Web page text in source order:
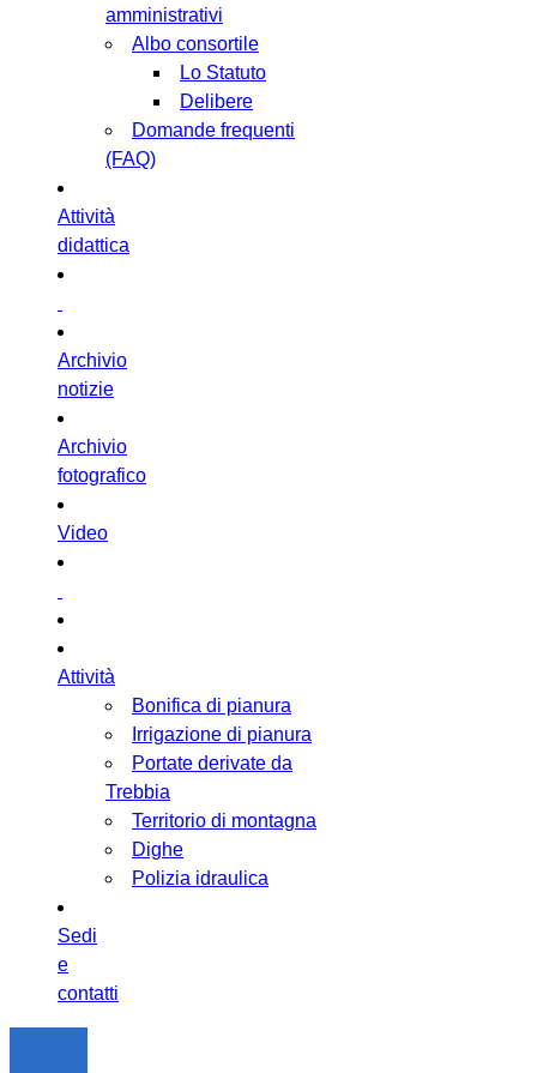
amministrativi
Albo consortile
Lo Statuto
Delibere
Domande frequenti
(FAQ)
Attività
didattica
Archivio
notizie
Archivio
fotografico
Video
Attività
Bonifica di pianura
Irrigazione di pianura
Portate derivate da
Trebbia
Territorio di montagna
Dighe
Polizia idraulica
Sedi
e
contatti